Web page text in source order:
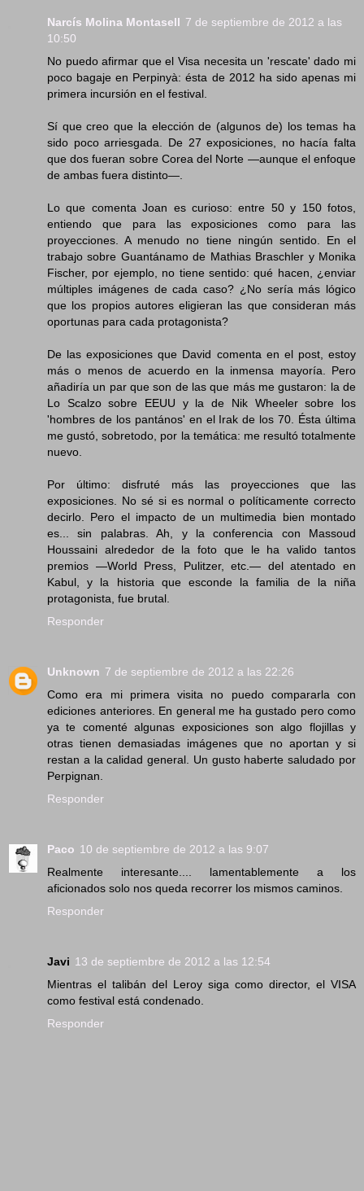
Narcís Molina Montasell 7 de septiembre de 2012 a las
10:50
No puedo afirmar que el Visa necesita un 'rescate' dado mi
poco bagaje en Perpinyà: ésta de 2012 ha sido apenas mi
primera incursión en el festival.
Sí que creo que la elección de (algunos de) los temas ha
sido poco arriesgada. De 27 exposiciones, no hacía falta
que dos fueran sobre Corea del Norte —aunque el enfoque
de ambas fuera distinto—.
Lo que comenta Joan es curioso: entre 50 y 150 fotos,
entiendo que para las exposiciones como para las
proyecciones. A menudo no tiene ningún sentido. En el
trabajo sobre Guantánamo de Mathias Braschler y Monika
Fischer, por ejemplo, no tiene sentido: qué hacen, ¿enviar
múltiples imágenes de cada caso? ¿No sería más lógico
que los propios autores eligieran las que consideran más
oportunas para cada protagonista?
De las exposiciones que David comenta en el post, estoy
más o menos de acuerdo en la inmensa mayoría. Pero
añadiría un par que son de las que más me gustaron: la de
Lo Scalzo sobre EEUU y la de Nik Wheeler sobre los
'hombres de los pantános' en el Irak de los 70. Ésta última
me gustó, sobretodo, por la temática: me resultó totalmente
nuevo.
Por último: disfruté más las proyecciones que las
exposiciones. No sé si es normal o políticamente correcto
decirlo. Pero el impacto de un multimedia bien montado
es... sin palabras. Ah, y la conferencia con Massoud
Houssaini alrededor de la foto que le ha valido tantos
premios —World Press, Pulitzer, etc.— del atentado en
Kabul, y la historia que esconde la familia de la niña
protagonista, fue brutal.
Responder
Unknown 7 de septiembre de 2012 a las 22:26
Como era mi primera visita no puedo compararla con
ediciones anteriores. En general me ha gustado pero como
ya te comenté algunas exposiciones son algo flojillas y
otras tienen demasiadas imágenes que no aportan y si
restan a la calidad general. Un gusto haberte saludado por
Perpignan.
Responder
Paco 10 de septiembre de 2012 a las 9:07
Realmente interesante.... lamentablemente a los
aficionados solo nos queda recorrer los mismos caminos.
Responder
Javi 13 de septiembre de 2012 a las 12:54
Mientras el talibán del Leroy siga como director, el VISA
como festival está condenado.
Responder